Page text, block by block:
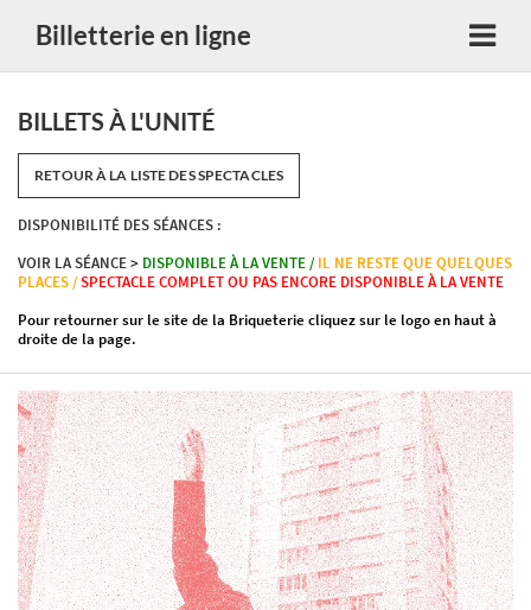
Billetterie en ligne
BILLETS À L'UNITÉ
RETOUR À LA LISTE DES SPECTACLES
DISPONIBILITÉ DES SÉANCES :
VOIR LA SÉANCE > DISPONIBLE À LA VENTE / IL NE RESTE QUE QUELQUES
PLACES /SPECTACLE COMPLET OU PAS ENCORE DISPONIBLE À LA VENTE
Pour retourner sur le site de la Briqueterie cliquez sur le logo en haut à
droite de la page.